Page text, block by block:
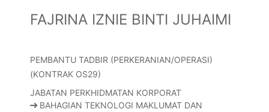
FAJRINA IZNIE BINTI JUHAIMI
PEMBANTU TADBIR (PERKERANIAN/OPERASI)
(KONTRAK OS29)
JABATAN PERKHIDMATAN KORPORAT
BAHAGIAN TEKNOLOGI MAKLUMAT DAN